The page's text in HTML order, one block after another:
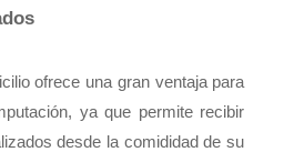
ofrece una gran ventaja para
ya que permite recibir
desde la comididad de su